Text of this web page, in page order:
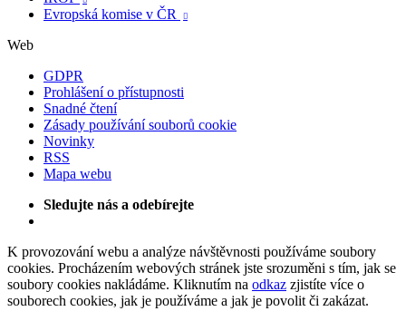
Evropská komise v ČR 
Web
GDPR
Prohlášení o přístupnosti
Snadné čtení
Zásady používání souborů cookie
Novinky
RSS
Mapa webu
Sledujte nás a odebírejte
K provozování webu a analýze návštěvnosti používáme soubory
cookies. Procházením webových stránek jste srozuměni s tím, jak se
soubory cookies nakládáme. Kliknutím na odkaz zjistíte více o
souborech cookies, jak je používáme a jak je povolit či zakázat.